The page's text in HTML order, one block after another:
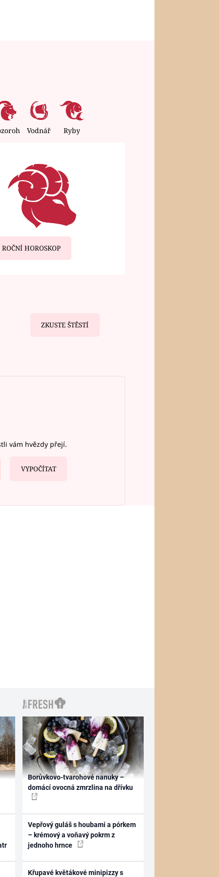
Vodnář Ryby
ROČNÍ HOROSKOP
ZKUSTE ŠTĚSTÍ
vám hvězdy přejí.
VYPOČÍTAT
Borůvkovo-tvarohové nanuky –
domácí ovocná zmrzlina na dřívku
Vepřový guláš s houbami a pórkem
– krémový a voňavý pokrm z
jednoho hrnce
Křupavé květákové minipizzy s